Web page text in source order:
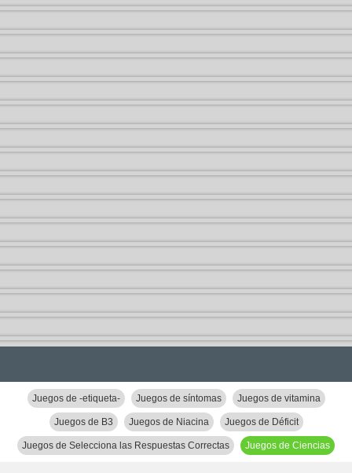
Juegos de -etiqueta- Juegos de síntomas Juegos de vitamina
Juegos de B3 Juegos de Niacina Juegos de Déficit
Juegos de Selecciona las Respuestas Correctas Juegos de Ciencias